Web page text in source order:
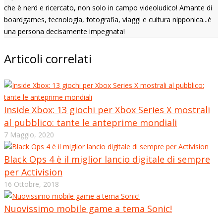
che è nerd e ricercato, non solo in campo videoludico! Amante di
boardgames, tecnologia, fotografia, viaggi e cultura nipponica...è
una persona decisamente impegnata!
Articoli correlati
Inside Xbox: 13 giochi per Xbox Series X mostrali
al pubblico: tante le anteprime mondiali
7 Maggio, 2020
Black Ops 4 è il miglior lancio digitale di sempre
per Activision
16 Ottobre, 2018
Nuovissimo mobile game a tema Sonic!